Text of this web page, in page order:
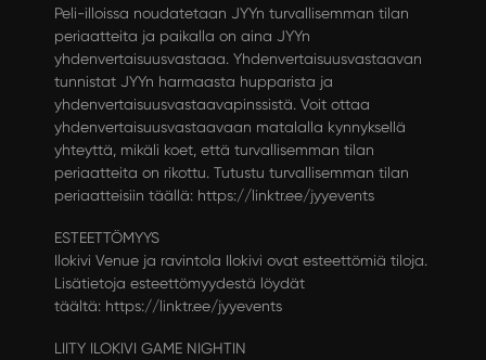
Peli-illoissa noudatetaan JYYn turvallisemman tilan
periaatteita ja paikalla on aina JYYn
yhdenvertaisuusvastaaa. Yhdenvertaisuusvastaavan
tunnistat JYYn harmaasta hupparista ja
yhdenvertaisuusvastaavapinssistä. Voit ottaa
yhdenvertaisuusvastaavaan matalalla kynnyksellä
yhteyttä, mikäli koet, että turvallisemman tilan
periaatteita on rikottu. Tutustu turvallisemman tilan
periaatteisiin täällä: https://linktr.ee/jyyevents
ESTEETTÖMYYS
Ilokivi Venue ja ravintola Ilokivi ovat esteettömiä tiloja.
Lisätietoja esteettömyydestä löydät
täältä: https://linktr.ee/jyyevents
LIITY ILOKIVI GAME NIGHTIN